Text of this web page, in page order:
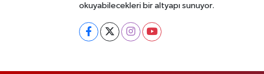
okuyabilecekleri bir altyapı sunuyor.